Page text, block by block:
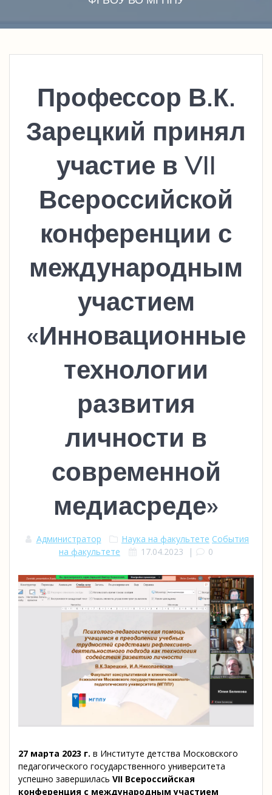
Профессор В.К.
Зарецкий принял
участие в VII
Всероссийской
конференции с
международным
участием
«Инновационные
технологии
развития
личности в
современной
медиасреде»
Администратор Наука на факультете События
на факультете
17.04.2023 | 0
27 марта 2023 г. в Институте детства Московского
педагогического государственного университета
успешно завершилась VII Всероссийская
конференция c международным участием